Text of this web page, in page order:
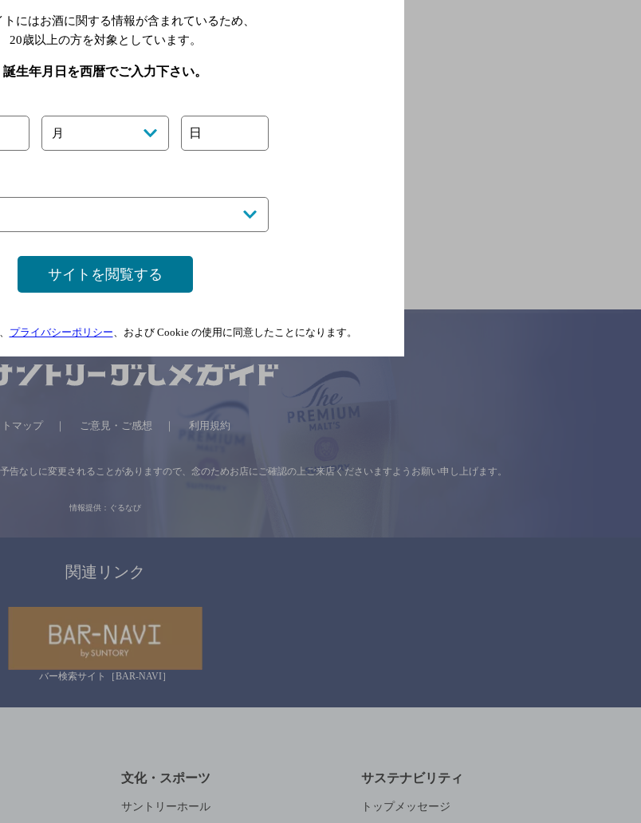
マップ ご意見・ご感想 利用規約
予告なしに変更されることがありますので、 念のためお店にご確認の上ご来店くださいますようお願い申し上げます。
情報提供：ぐるなび
関連リンク
バー検索サイト［BAR-NAVI］
文化・スポーツ
サントリーホール
サステナビリティ
トップメッセージ
トにはお酒に関する情報が含まれているため、
20歳以上の方を対象としています。
誕生年月日を西暦でご入力下さい。
月 日
サイトを閲覧する
プライバシーポリシー 、および Cookie の使用に同意したことになります。